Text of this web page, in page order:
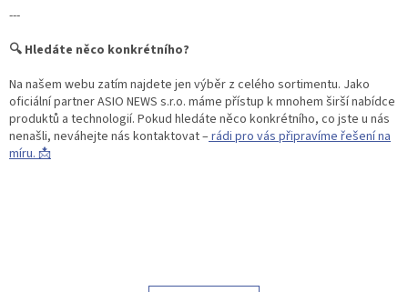
---
🔍 Hledáte něco konkrétního?
Na našem webu zatím najdete jen výběr z celého sortimentu. Jako
oficiální partner ASIO NEWS s.r.o. máme přístup k mnohem širší nabídce
produktů a technologií. Pokud hledáte něco konkrétního, co jste u nás
nenašli, neváhejte nás kontaktovat –rádi pro vás připravíme řešení na
míru. 📩